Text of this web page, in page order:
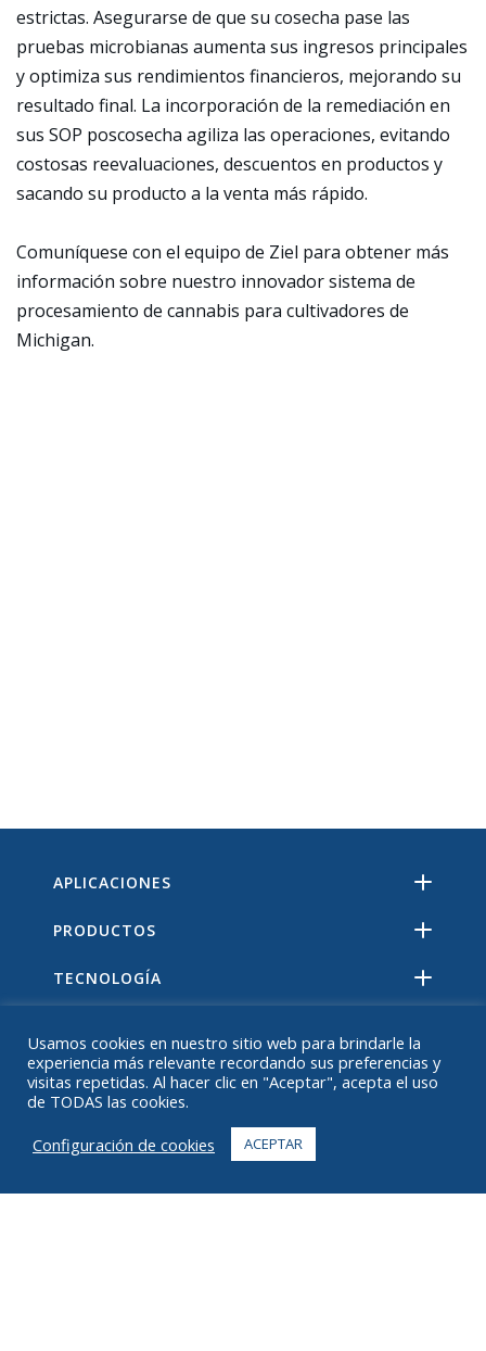
estrictas. Asegurarse de que su cosecha pase las
pruebas microbianas aumenta sus ingresos principales
y optimiza sus rendimientos financieros, mejorando su
resultado final. La incorporación de la remediación en
sus SOP poscosecha agiliza las operaciones, evitando
costosas reevaluaciones, descuentos en productos y
sacando su producto a la venta más rápido.
Comuníquese con el equipo de Ziel para obtener más
información sobre nuestro innovador sistema de
procesamiento de cannabis para cultivadores de
Michigan.
APLICACIONES
PRODUCTOS
TECNOLOGÍA
ACERCA DE
Usamos cookies en nuestro sitio web para brindarle la
experiencia más relevante recordando sus preferencias y
visitas repetidas. Al hacer clic en "Aceptar", acepta el uso
de TODAS las cookies.
Configuración de cookies
ACEPTAR